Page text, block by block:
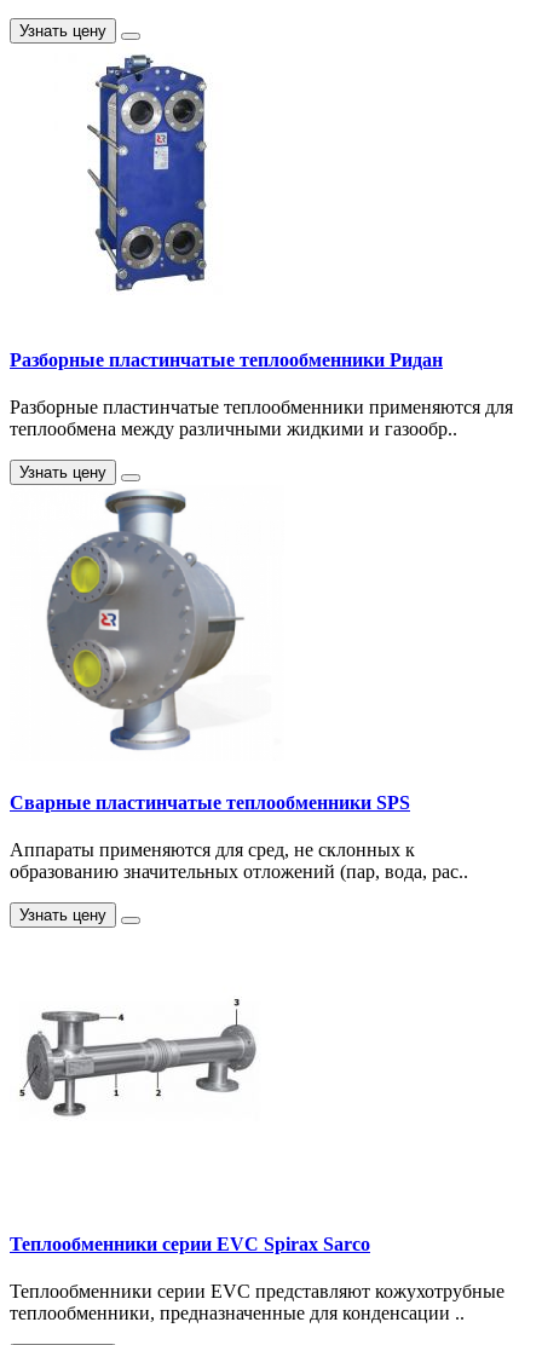
Узнать цену
Разборные пластинчатые теплообменники Ридан
Разборные пластинчатые теплообменники применяются для
теплообмена между различными жидкими и газообр..
Узнать цену
Сварные пластинчатые теплообменники SPS
Аппараты применяются для сред, не склонных к
образованию значительных отложений (пар, вода, рас..
Узнать цену
Теплообменники серии EVC Spirax Sarco
Теплообменники серии EVC представляют кожухотрубные
теплообменники, предназначенные для конденсации ..